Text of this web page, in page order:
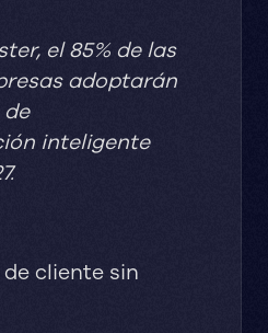
el 85% de las
adoptarán
inteligente
cliente sin